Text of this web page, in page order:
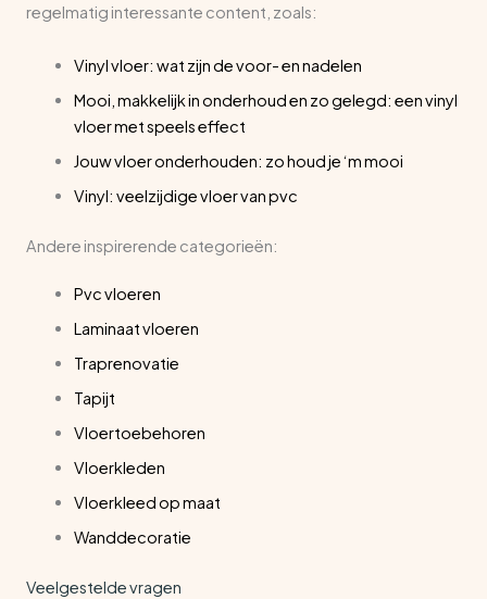
regelmatig interessante content, zoals:
Vinyl vloer: wat zijn de voor- en nadelen
Mooi, makkelijk in onderhoud en zo gelegd: een vinyl
vloer met speels effect
Jouw vloer onderhouden: zo houd je ‘m mooi
Vinyl: veelzijdige vloer van pvc
Andere inspirerende categorieën:
Pvc vloeren
Laminaat vloeren
Traprenovatie
Tapijt
Vloertoebehoren
Vloerkleden
Vloerkleed op maat
Wanddecoratie
Veelgestelde vragen